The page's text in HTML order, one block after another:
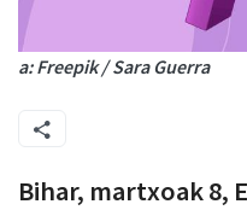
a: Freepik / Sara Guerra
Bihar, martxoak 8,